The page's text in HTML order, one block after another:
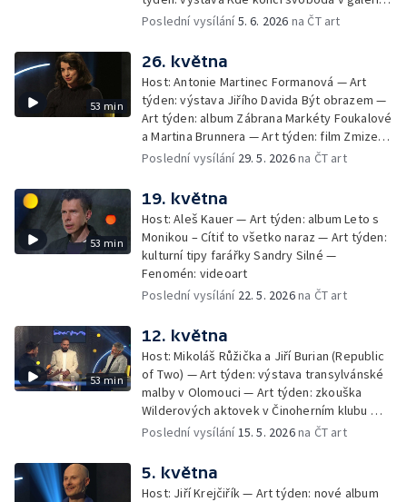
Artwall — Fenomén: dvacet let Mighty
Poslední vysílání5. 6. 2026 na ČT art
53 min
26. května
Host: Antonie Martinec Formanová — Art
týden: výstava Jiřího Davida Být obrazem —
Art týden: album Zábrana Markéty Foukalové
a Martina Brunnera — Art týden: film Zmizení
Josefa Mengeleho Kirilla Serebrennikova —
Poslední vysílání 29. 5. 2026na ČT art
53 min
19. května
Host: Aleš Kauer — Art týden: album Leto s
Monikou – Cítiť to všetko naraz — Art týden:
kulturní tipy farářky Sandry Silné —
Fenomén: videoart
Poslední vysílání 22. 5. 2026na ČT art
53 min
12. května
Host: Mikoláš Růžička a Jiří Burian (Republic
of Two) — Art týden: výstava transylvánské
malby v Olomouci — Art týden: zkouška
Wilderových aktovek v Činoherním klubu —
Fenomén: škrty v projektu Česká knihovna
Poslední vysílání15. 5. 2026na ČT art
5. května
Host: Jiří Krejčiřík — Art týden: nové album